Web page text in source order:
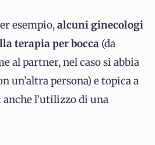
esempio,alcuni ginecologi
terapia per bocca (da
al partner, nel caso si abbia
un’altra persona) e topica a
l’utilizzo di una